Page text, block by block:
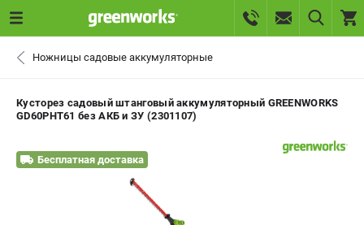
+7 (8112) 59-10-67
0 ₽
Ножницы садовые аккумуляторные
Кусторез садовый штанговый аккумуляторный GREENWORKS
GD60PHT61 без АКБ и ЗУ (2301107)
Бесплатная доставка